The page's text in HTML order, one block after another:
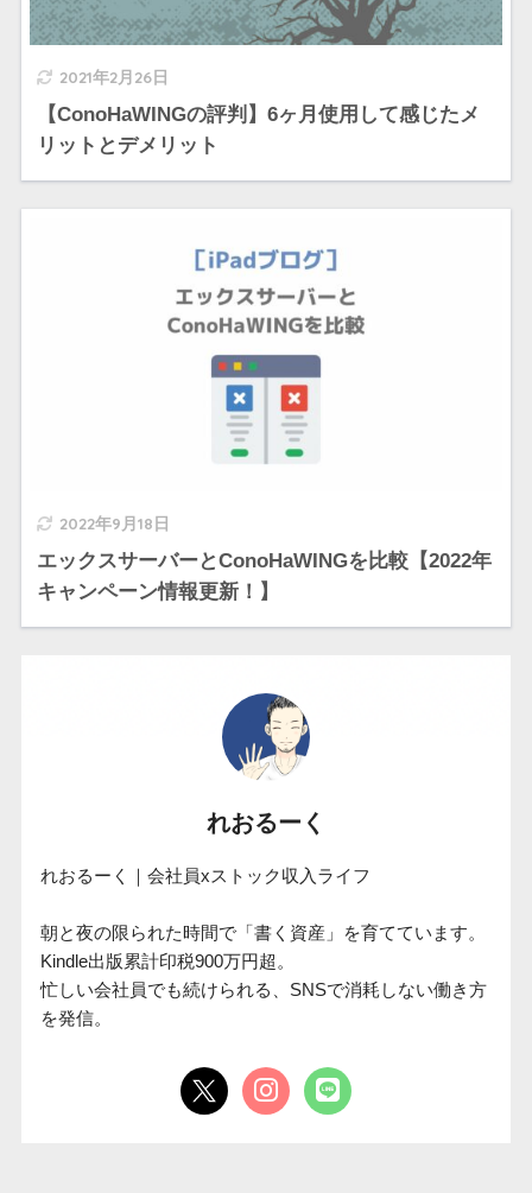
2021年2月26日
【ConoHaWINGの評判】6ヶ月使用して感じたメ
リットとデメリット
2022年9月18日
エックスサーバーとConoHaWINGを比較【2022年
キャンペーン情報更新！】
れおるーく
れおるーく｜会社員xストック収入ライフ
朝と夜の限られた時間で「書く資産」を育てています。
Kindle出版累計印税900万円超。
忙しい会社員でも続けられる、SNSで消耗しない働き方
を発信。